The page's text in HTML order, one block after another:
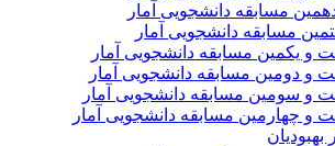
مسابقه دانشجویی آمار
مسابقه دانشجویی آمار
و یکمین مسابقه دانشجویی آمار
و دومین مسابقه دانشجویی آمار
و سومین مسابقه دانشجویی آمار
و چهارمین مسابقه دانشجویی آمار